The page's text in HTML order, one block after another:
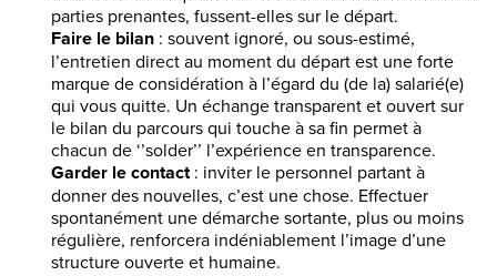
parties prenantes, fussent-elles sur le départ.
Faire le bilan : souvent ignoré, ou sous-estimé,
l’entretien direct au moment du départ est une forte
marque de considération à l’égard du (de la) salarié(e)
qui vous quitte. Un échange transparent et ouvert sur
le bilan du parcours qui touche à sa fin permet à
chacun de ‘’solder’’ l’expérience en transparence.
Garder le contact: inviter le personnel partant à
donner des nouvelles, c’est une chose. Effectuer
spontanément une démarche sortante, plus ou moins
régulière, renforcera indéniablement l’image d’une
structure ouverte et humaine.